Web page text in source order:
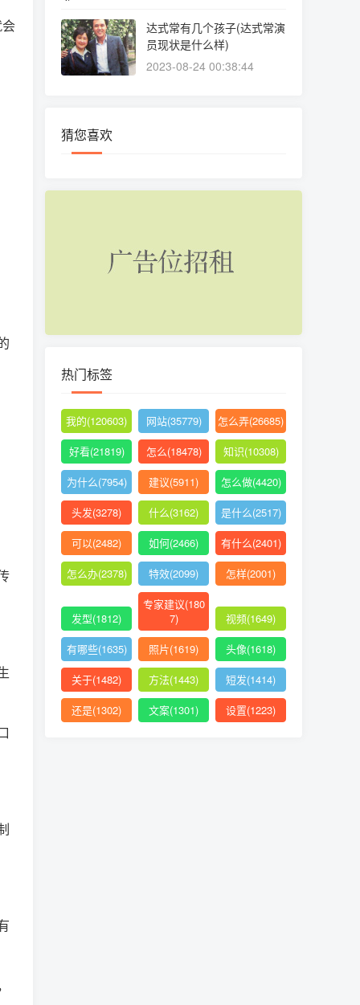
达式常有几个孩子(达式常演
员现状是什么样)
2023-08-24 00:38:44
猜您喜欢
热门标签
我的(120603) 网站(35779)
怎么弄(26685)
好看(21819)
怎么(18478)
知识(10308)
为什么(7954)
建议(5911)
怎么做(4420)
头发(3278)
什么(3162)
是什么(2517)
可以(2482)
如何(2466)
有什么(2401)
怎么办(2378)
特效(2099) 怎样(2001)
发型(1812)
专家建议(180
7)
视频(1649)
有哪些(1635)
照片(1619)
头像(1618)
关于(1482)
方法(1443)
短发(1414)
还是(1302)
文案(1301) 设置(1223)